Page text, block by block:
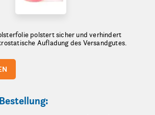
polstert sicher und verhindert
Aufladung des Versandgutes.